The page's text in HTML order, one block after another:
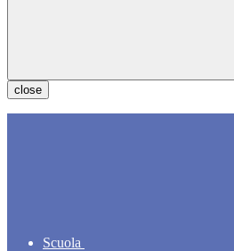
close
Scuola